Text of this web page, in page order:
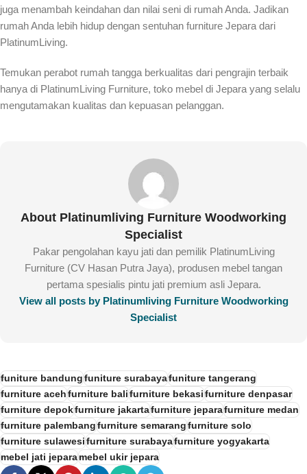
juga menambah keindahan dan nilai seni di rumah Anda. Jadikan
rumah Anda lebih hidup dengan sentuhan furniture Jepara dari
PlatinumLiving.
Temukan perabot rumah tangga berkualitas dari pengrajin terbaik
hanya di PlatinumLiving Furniture, toko mebel di Jepara yang selalu
mengutamakan kualitas dan kepuasan pelanggan.
About Platinumliving Furniture Woodworking
Specialist
Pakar pengolahan kayu jati dan pemilik PlatinumLiving
Furniture (CV Hasan Putra Jaya), produsen mebel tangan
pertama spesialis pintu jati premium asli Jepara.
View all posts by Platinumliving Furniture Woodworking
Specialist
funiture bandung funiture surabayafuniture tangerang
furniture aceh furniture bali furniture bekasi furniture denpasar
furniture depokfurniture jakartafurniture jeparafurniture medan
furniture palembang furniture semarang furniture solo
furniture sulawesi furniture surabayafurniture yogyakarta
mebel jati jeparamebel ukir jepara